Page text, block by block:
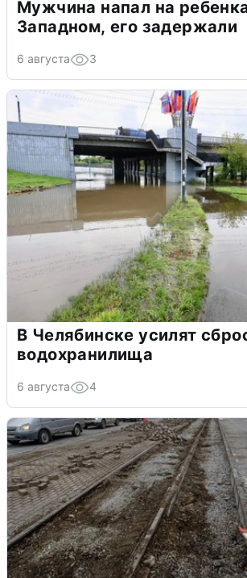
Мужчина напал на
Западном, его задержали
6 августа 3
В Челябинске усилят
водохранилища
6 августа 4